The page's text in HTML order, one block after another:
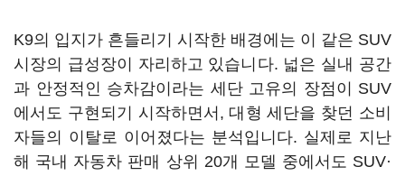
K9의 입지가 흔들리기 시작한 배경에는 이 같은 SUV
시장의 급성장이 자리하고 있습니다. 넓은 실내 공간
과 안정적인 승차감이라는 세단 고유의 장점이 SUV
에서도 구현되기 시작하면서, 대형 세단을 찾던 소비
자들의 이탈로 이어졌다는 분석입니다. 실제로 지난
해 국내 자동차 판매 상위 20개 모델 중에서도 SUV·